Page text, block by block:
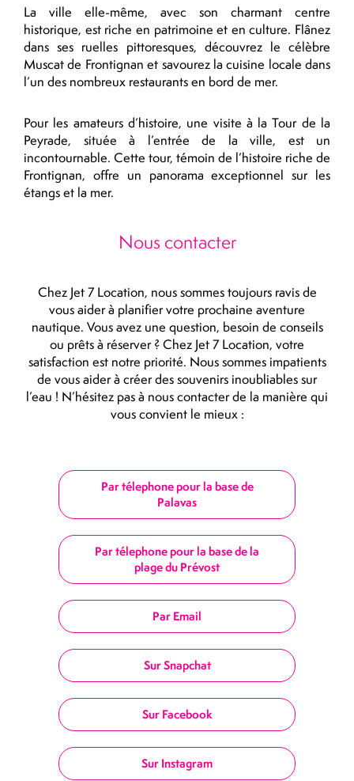
La ville elle-même, avec son charmant centre
historique, est riche en patrimoine et en culture. Flânez
dans ses ruelles pittoresques, découvrez le célèbre
Muscat de Frontignan et savourez la cuisine locale dans
l’un des nombreux restaurants en bord de mer.
Pour les amateurs d’histoire, une visite à la Tour de la
Peyrade, située à l’entrée de la ville, est un
incontournable. Cette tour, témoin de l’histoire riche de
Frontignan, offre un panorama exceptionnel sur les
étangs et la mer.
Nous contacter
Chez Jet 7 Location, nous sommes toujours ravis de
vous aider à planifier votre prochaine aventure
nautique. Vous avez une question, besoin de conseils
ou prêts à réserver ? Chez Jet 7 Location, votre
satisfaction est notre priorité. Nous sommes impatients
de vous aider à créer des souvenirs inoubliables sur
l’eau ! N’hésitez pas à nous contacter de la manière qui
vous convient le mieux :
Par télephone pour la base de
Palavas
Par télephone pour la base de la
plage du Prévost
Par Email
Sur Snapchat
Sur Facebook
Sur Instagram